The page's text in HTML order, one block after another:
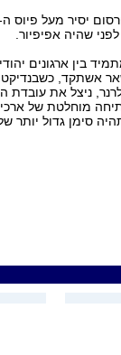
שהיה אפיפיור.
בין ארגונים
ניצל את עובדת
מוחלטת של
תהיה סימן גדול